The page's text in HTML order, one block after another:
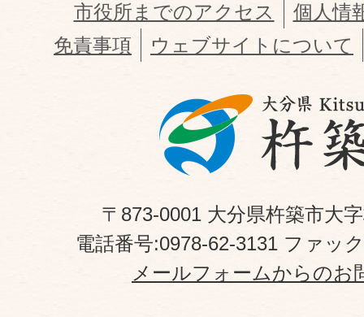
市役所までのアクセス
個人情
免責事項
ウェブサイトについて
〒873-0001 大分県杵築市大
電話番号:0978-62-3131 ファッ
メールフォームからのお